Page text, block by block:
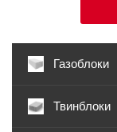
Газоблоки
Твинблоки